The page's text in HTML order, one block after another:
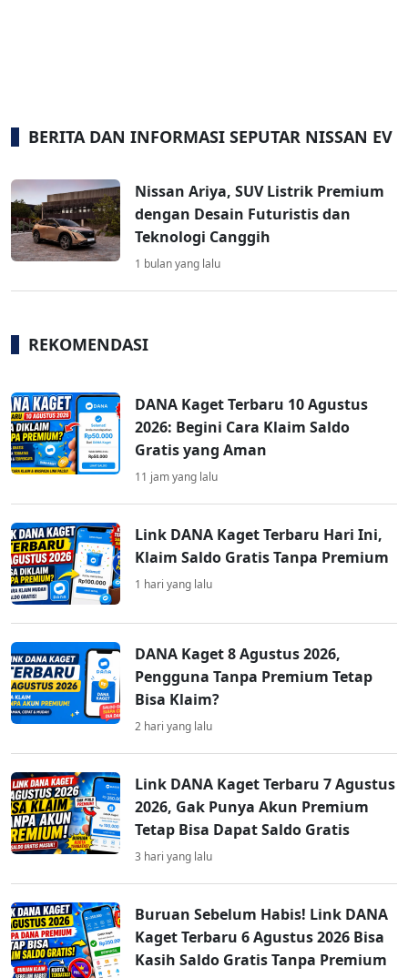
BERITA DAN INFORMASI SEPUTAR NISSAN EV
Nissan Ariya, SUV Listrik Premium
dengan Desain Futuristis dan
Teknologi Canggih
1 bulan yang lalu
REKOMENDASI
DANA Kaget Terbaru 10 Agustus
2026: Begini Cara Klaim Saldo
Gratis yang Aman
11 jam yang lalu
Link DANA Kaget Terbaru Hari Ini,
Klaim Saldo Gratis Tanpa Premium
1 hari yang lalu
DANA Kaget 8 Agustus 2026,
Pengguna Tanpa Premium Tetap
Bisa Klaim?
2 hari yang lalu
Link DANA Kaget Terbaru 7 Agustus
2026, Gak Punya Akun Premium
Tetap Bisa Dapat Saldo Gratis
3 hari yang lalu
Buruan Sebelum Habis! Link DANA
Kaget Terbaru 6 Agustus 2026 Bisa
Kasih Saldo Gratis Tanpa Premium